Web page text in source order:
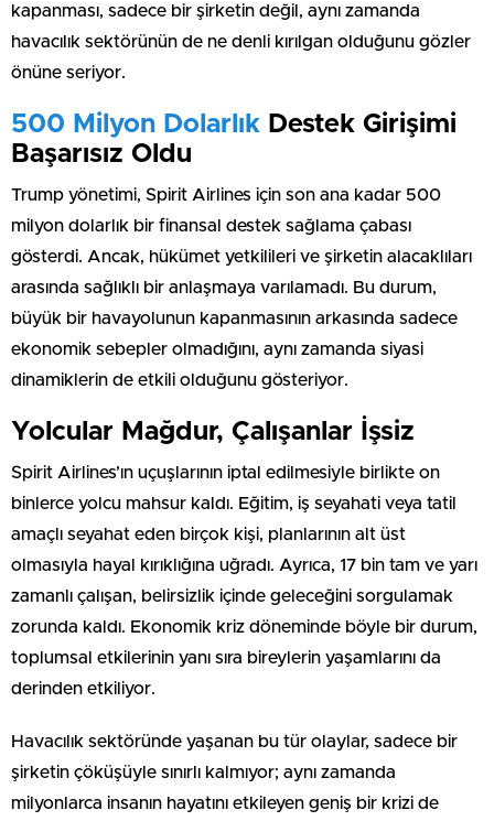
kapanması, sadece bir şirketin değil, aynı zamanda
havacılık sektörünün de ne denli kırılgan olduğunu gözler
önüne seriyor.
500 Milyon Dolarlık Destek Girişimi
Başarısız Oldu
Trump yönetimi, Spirit Airlines için son ana kadar 500
milyon dolarlık bir finansal destek sağlama çabası
gösterdi. Ancak, hükümet yetkilileri ve şirketin alacaklıları
arasında sağlıklı bir anlaşmaya varılamadı. Bu durum,
büyük bir havayolunun kapanmasının arkasında sadece
ekonomik sebepler olmadığını, aynı zamanda siyasi
dinamiklerin de etkili olduğunu gösteriyor.
Yolcular Mağdur, Çalışanlar İşsiz
Spirit Airlines’ın uçuşlarının iptal edilmesiyle birlikte on
binlerce yolcu mahsur kaldı. Eğitim, iş seyahati veya tatil
amaçlı seyahat eden birçok kişi, planlarının alt üst
olmasıyla hayal kırıklığına uğradı. Ayrıca, 17 bin tam ve yarı
zamanlı çalışan, belirsizlik içinde geleceğini sorgulamak
zorunda kaldı. Ekonomik kriz döneminde böyle bir durum,
toplumsal etkilerinin yanı sıra bireylerin yaşamlarını da
derinden etkiliyor.
Havacılık sektöründe yaşanan bu tür olaylar, sadece bir
şirketin çöküşüyle sınırlı kalmıyor; aynı zamanda
milyonlarca insanın hayatını etkileyen geniş bir krizi de